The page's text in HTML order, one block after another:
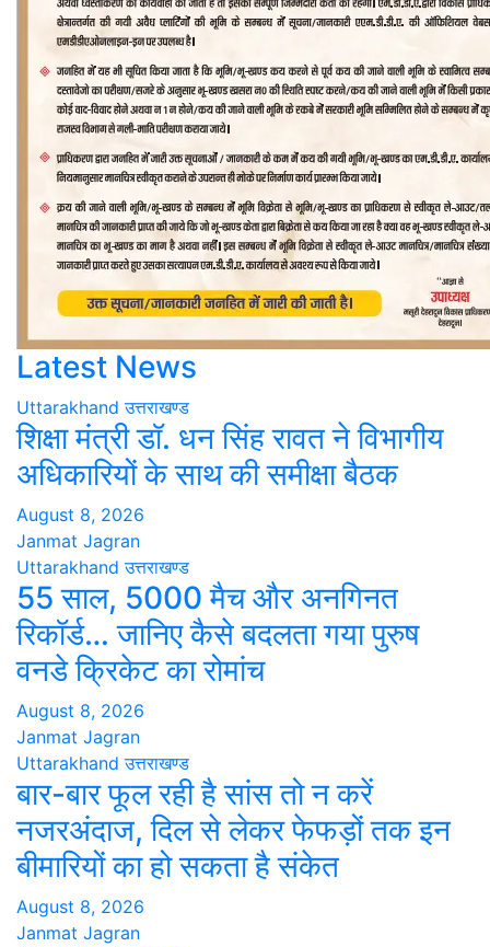
Latest News
Uttarakhand उत्तराखण्ड
शिक्षा मंत्री डॉ. धन सिंह रावत ने विभागीय
अधिकारियों के साथ की समीक्षा बैठक
August 8, 2026
Janmat Jagran
Uttarakhand उत्तराखण्ड
55 साल, 5000 मैच और अनगिनत
रिकॉर्ड… जानिए कैसे बदलता गया पुरुष
वनडे क्रिकेट का रोमांच
August 8, 2026
Janmat Jagran
Uttarakhand उत्तराखण्ड
बार-बार फूल रही है सांस तो न करें
नजरअंदाज, दिल से लेकर फेफड़ों तक इन
बीमारियों का हो सकता है संकेत
August 8, 2026
Janmat Jagran